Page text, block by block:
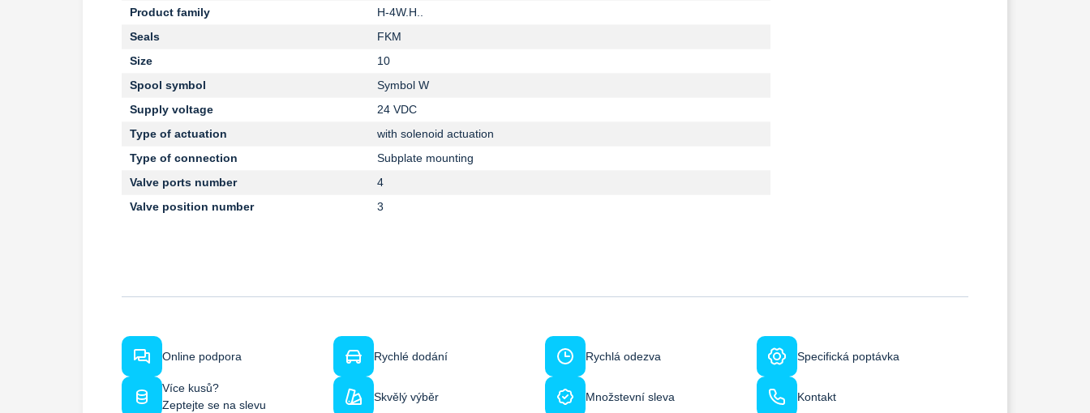
Product family
H-4W.H..
Seals
FKM
Size
10
Spool symbol
Symbol W
Supply voltage
24 VDC
Type of actuation
with solenoid actuation
Type of connection
Subplate mounting
Valve ports number
4
Valve position number
3
Online podpora Rychlé dodání Rychlá odezva Specifická poptávka
Více kusů?
Zeptejte se na slevu
Skvělý výběr Množstevní sleva Kontakt